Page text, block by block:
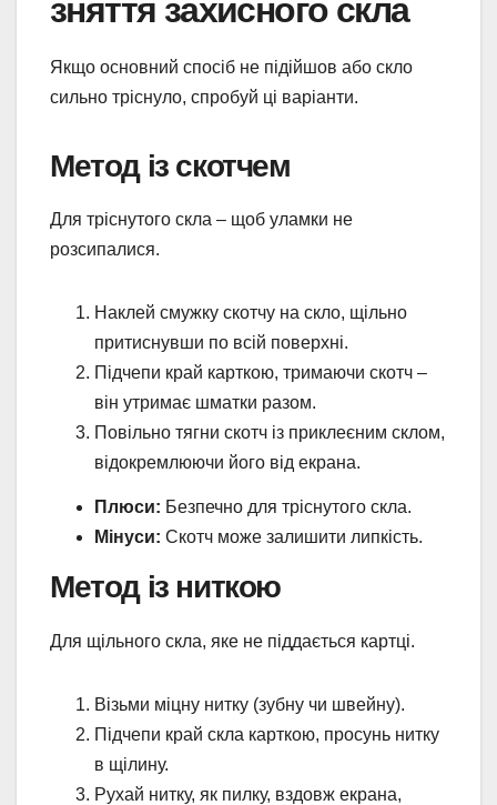
зняття захисного скла
Якщо основний спосіб не підійшов або скло
сильно тріснуло, спробуй ці варіанти.
Метод із скотчем
Для тріснутого скла – щоб уламки не
розсипалися.
Наклей смужку скотчу на скло, щільно
притиснувши по всій поверхні.
Підчепи край карткою, тримаючи скотч –
він утримає шматки разом.
Повільно тягни скотч із приклеєним склом,
відокремлюючи його від екрана.
Плюси: Безпечно для тріснутого скла.
Мінуси: Скотч може залишити липкість.
Метод із ниткою
Для щільного скла, яке не піддається картці.
Візьми міцну нитку (зубну чи швейну).
Підчепи край скла карткою, просунь нитку
в щілину.
Рухай нитку, як пилку, вздовж екрана,